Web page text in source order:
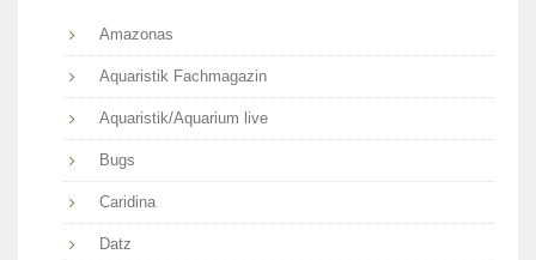
Amazonas
Aquaristik Fachmagazin
Aquaristik/Aquarium live
Bugs
Caridina
Datz